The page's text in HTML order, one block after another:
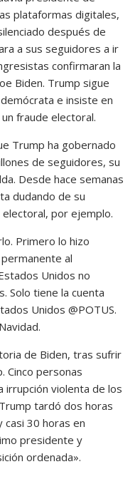
plataformas digitales,
después de
a sus seguidores a ir
confirmaran la
Biden. Trump sigue
e insiste en
fraude electoral.
Trump ha gobernado
de seguidores, su
Desde hace semanas
dudando de su
electoral, por ejemplo.
Primero lo hizo
al
Unidos no
Solo tiene la cuenta
Unidos @POTUS.
de Biden, tras sufrir
Cinco personas
irrupción violenta de los
tardó dos horas
casi 30 horas en
presidente y
ordenada».